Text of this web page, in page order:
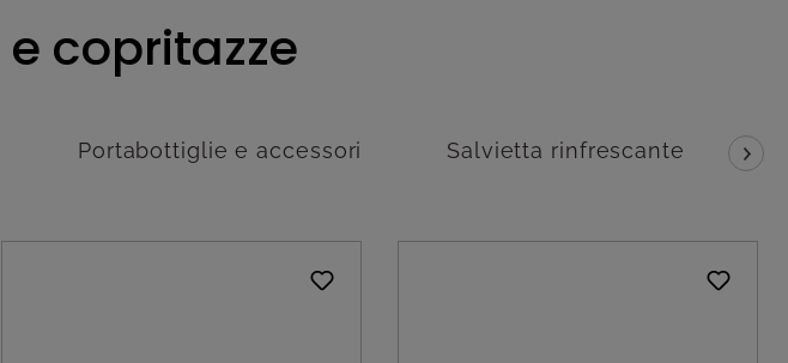
copritazze
Portabottiglie e accessori Salvietta rinfrescante